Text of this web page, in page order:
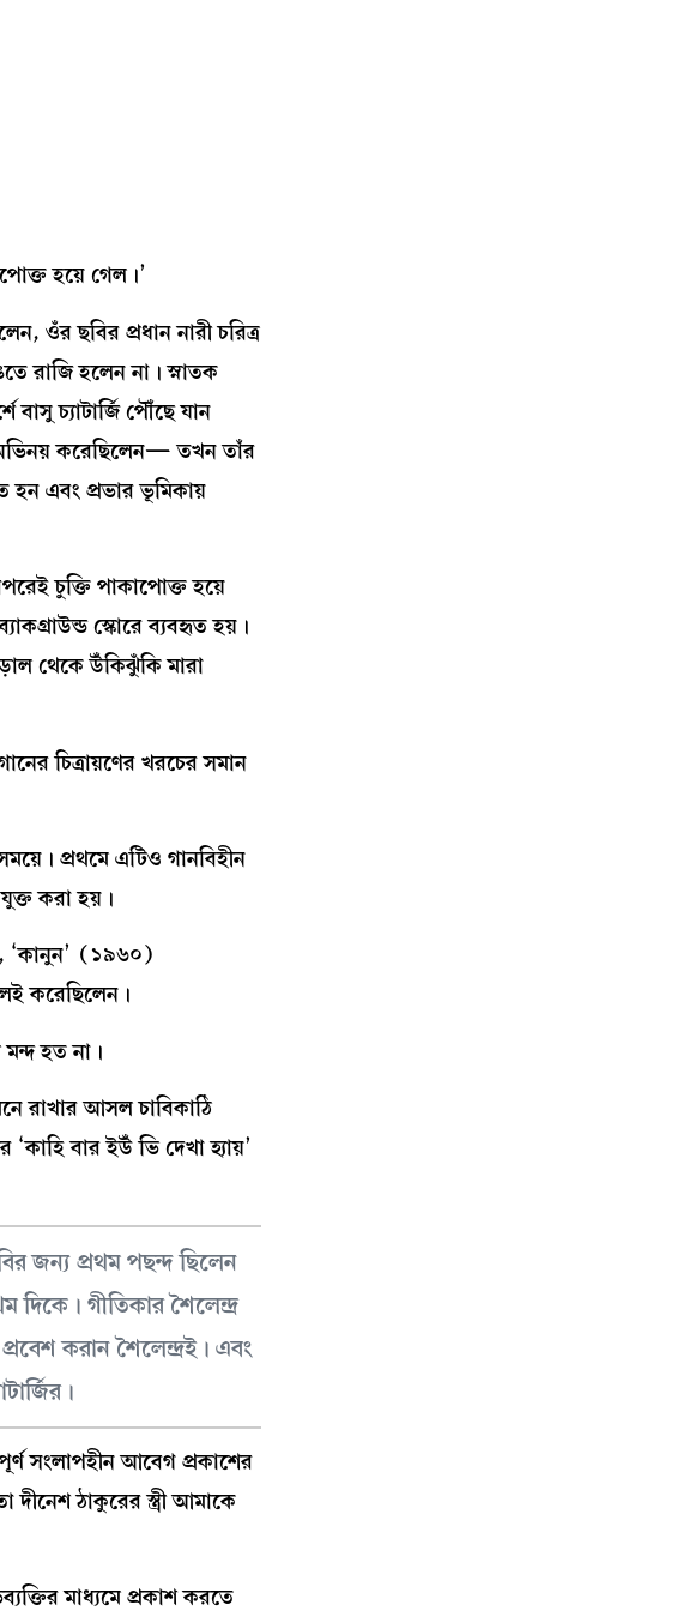
হয়ে গেল।’
ওঁর ছবির প্রধান নারী চরিত্র
রাজি হলেন না। স্নাতক
চ্যাটার্জি পৌঁছে যান
অভিনয় করেছিলেন— তখন তাঁর
হন এবং প্রভার ভূমিকায়
চুক্তি পাকাপোক্ত হয়ে
স্কোরে ব্যবহৃত হয়।
থেকে উঁকিঝুঁকি মারা
চিত্রায়ণের খরচের সমান
প্রথমে এটিও গানবিহীন
করা হয়।
‘কানুন’ (১৯৬০)
করেছিলেন।
হত না।
রাখার আসল চাবিকাঠি
বার ইউঁ ভি দেখা হ্যায়’
জন্য প্রথম পছন্দ ছিলেন
গীতিকার শৈলেন্দ্র
করান শৈলেন্দ্রই। এবং
সংলাপহীন আবেগ প্রকাশের
ঠাকুরের স্ত্রী আমাকে
মাধ্যমে প্রকাশ করতে